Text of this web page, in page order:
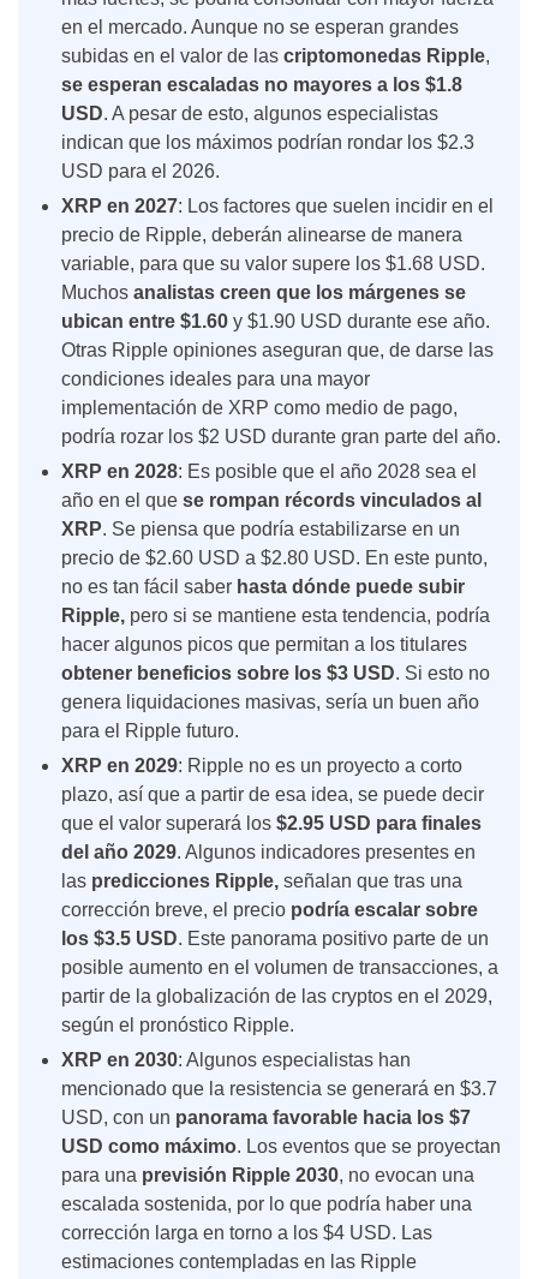
en el mercado. Aunque no se esperan grandes
subidas en el valor de las criptomonedas Ripple,
se esperan escaladas no mayores a los $1.8
USD. A pesar de esto, algunos especialistas
indican que los máximos podrían rondar los $2.3
USD para el 2026.
XRP en 2027: Los factores que suelen incidir en el
precio de Ripple, deberán alinearse de manera
variable, para que su valor supere los $1.68 USD.
Muchos analistas creen que los márgenes se
ubican entre $1.60 y $1.90 USD durante ese año.
Otras Ripple opiniones aseguran que, de darse las
condiciones ideales para una mayor
implementación de XRP como medio de pago,
podría rozar los $2 USD durante gran parte del año.
XRP en 2028: Es posible que el año 2028 sea el
año en el que se rompan récords vinculados al
XRP. Se piensa que podría estabilizarse en un
precio de $2.60 USD a $2.80 USD. En este punto,
no es tan fácil saber hasta dónde puede subir
Ripple, pero si se mantiene esta tendencia, podría
hacer algunos picos que permitan a los titulares
obtener beneficios sobre los $3 USD. Si esto no
genera liquidaciones masivas, sería un buen año
para el Ripple futuro.
XRP en 2029: Ripple no es un proyecto a corto
plazo, así que a partir de esa idea, se puede decir
que el valor superará los $2.95 USD para finales
del año 2029. Algunos indicadores presentes en
las predicciones Ripple, señalan que tras una
corrección breve, el precio podría escalar sobre
los $3.5 USD. Este panorama positivo parte de un
posible aumento en el volumen de transacciones, a
partir de la globalización de las cryptos en el 2029,
según el pronóstico Ripple.
XRP en 2030: Algunos especialistas han
mencionado que la resistencia se generará en $3.7
USD, con un panorama favorable hacia los $7
USD como máximo. Los eventos que se proyectan
para una previsión Ripple 2030, no evocan una
escalada sostenida, por lo que podría haber una
corrección larga en torno a los $4 USD. Las
estimaciones contempladas en las Ripple